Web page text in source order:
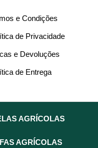
e Condições
de Privacidade
e Devoluções
de Entrega
AGRÍCOLAS
AGRÍCOLAS